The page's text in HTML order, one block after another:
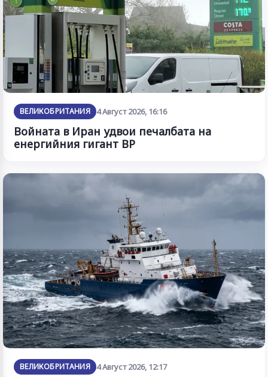
ВЕЛИКОБРИТАНИЯ 4 Август 2026, 16:16
Войната в Иран удвои печалбата на
енергийния гигант BP
ВЕЛИКОБРИТАНИЯ 4 Август 2026, 12:17